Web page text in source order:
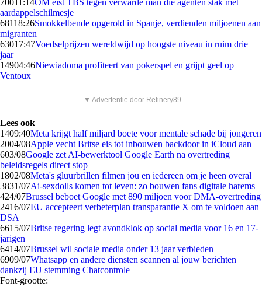
700 11:14OM eist TBS tegen verwarde man die agenten stak met
aardappelschilmesje
68118:26Smokkelbende opgerold in Spanje, verdienden miljoenen aan
migranten
63017:47Voedselprijzen wereldwijd op hoogste niveau in ruim drie
jaar
14904:46Niewiadoma profiteert van pokerspel en grijpt geel op
Ventoux
▼ Advertentie door Refinery89
Lees ook
1409:40Meta krijgt half miljard boete voor mentale schade bij jongeren
2004/08Apple vecht Britse eis tot inbouwen backdoor in iCloud aan
603/08Google zet AI-bewerktool Google Earth na overtreding
beleidsregels direct stop
1802/08Meta's gluurbrillen filmen jou en iedereen om je heen overal
3831/07Ai-sexdolls komen tot leven: zo bouwen fans digitale harems
424/07Brussel beboet Google met 890 miljoen voor DMA-overtreding
2416/07EU accepteert verbeterplan transparantie X om te voldoen aan
DSA
6615/07Britse regering legt avondklok op social media voor 16 en 17-
jarigen
6414/07Brussel wil sociale media onder 13 jaar verbieden
6909/07Whatsapp en andere diensten scannen al jouw berichten
dankzij EU stemming Chatcontrole
Font-grootte: